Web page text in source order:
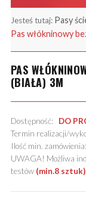
Jesteś tutaj: Pasy
Pas włókninowy
PAS
(BIAŁA) 3M
Dostępność: DO
Termin realizacji/
Ilość min.
UWAGA! Możliwa
testów (min.8 sztuk).